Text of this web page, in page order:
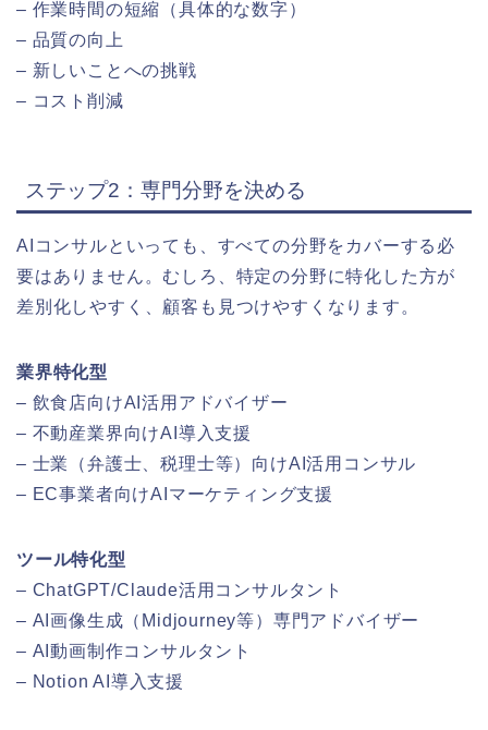
– 作業時間の短縮（具体的な数字）
– 品質の向上
– 新しいことへの挑戦
– コスト削減
ステップ2：専門分野を決める
AIコンサルといっても、すべての分野をカバーする必
要はありません。むしろ、特定の分野に特化した方が
差別化しやすく、顧客も見つけやすくなります。
業界特化型
– 飲食店向けAI活用アドバイザー
– 不動産業界向けAI導入支援
– 士業（弁護士、税理士等）向けAI活用コンサル
– EC事業者向けAIマーケティング支援
ツール特化型
– ChatGPT/Claude活用コンサルタント
– AI画像生成（Midjourney等）専門アドバイザー
– AI動画制作コンサルタント
– Notion AI導入支援